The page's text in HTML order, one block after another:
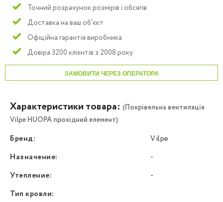
Точний розрахунок розмірів і обсягів
Доставка на ваш об'єкт
Офіційна гарантія виробника
Довіра 3200 клієнтів з 2008 року
ЗАМОВИТИ ЧЕРЕЗ ОПЕРАТОРА
Характеристики товара: (Покрівельна вентиляція
Vilpe HUOPA прохідний елемент)
Бренд:
Vilpe
Назначение:
-
Утепление:
-
Тип кровли: